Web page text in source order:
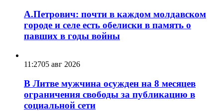
А.Петрович: почти в каждом молдавском
городе и селе есть обелиски в память о
павших в годы войны
11:2705 авг 2026
В Литве мужчина осужден на 8 месяцев
ограничения свободы за публикацию в
социальной сети